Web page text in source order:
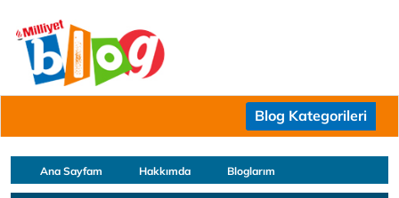
Blog Kategorileri
Ana Sayfam Hakkımda Bloglarım